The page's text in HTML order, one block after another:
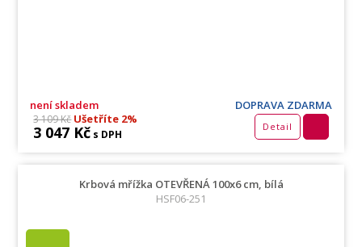
není skladem DOPRAVA ZDARMA
3 109 KčUšetříte 2%
3 047 Kč s DPH
Detail
Krbová mřížka OTEVŘENÁ 100x6 cm, bílá
HSF06-251